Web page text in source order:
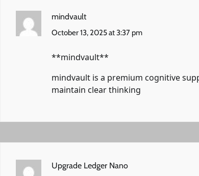
mindvault
October 13, 2025 at 3:37 pm
** mindvault**
mindvault is a premium cognitive
maintain clear thinking
Upgrade Ledger Nano